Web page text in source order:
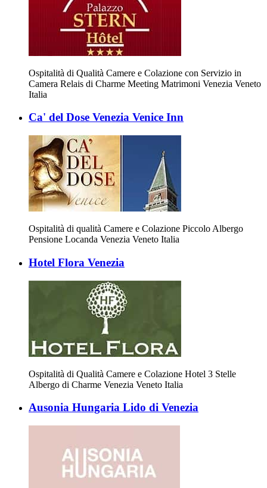
Ospitalità di Qualità Camere e Colazione con Servizio in
Camera Relais di Charme Meeting Matrimoni Venezia Veneto
Italia
Ca' del Dose Venezia Venice Inn
Ospitalità di qualità Camere e Colazione Piccolo Albergo
Pensione Locanda Venezia Veneto Italia
Hotel Flora Venezia
Ospitalità di Qualità Camere e Colazione Hotel 3 Stelle
Albergo di Charme Venezia Veneto Italia
Ausonia Hungaria Lido di Venezia